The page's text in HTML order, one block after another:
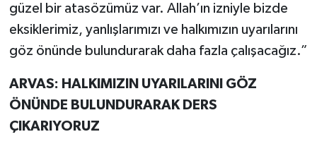
güzel bir atasözümüz var. Allah’ın izniyle bizde
eksiklerimiz, yanlışlarımızı ve halkımızın uyarılarını
göz önünde bulundurarak daha fazla çalışacağız.”
ARVAS: HALKIMIZIN UYARILARINI GÖZ
ÖNÜNDE BULUNDURARAK DERS
ÇIKARIYORUZ